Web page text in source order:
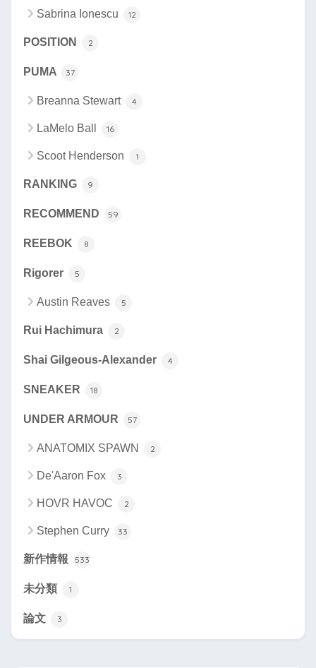
Sabrina Ionescu 12
POSITION 2
PUMA 37
Breanna Stewart 4
LaMelo Ball 16
Scoot Henderson 1
RANKING 9
RECOMMEND 59
REEBOK 8
Rigorer 5
Austin Reaves 5
Rui Hachimura 2
Shai Gilgeous-Alexander 4
SNEAKER 18
UNDER ARMOUR 57
ANATOMIX SPAWN 2
De'Aaron Fox 3
HOVR HAVOC 2
Stephen Curry 33
新作情報 533
未分類 1
論文 3